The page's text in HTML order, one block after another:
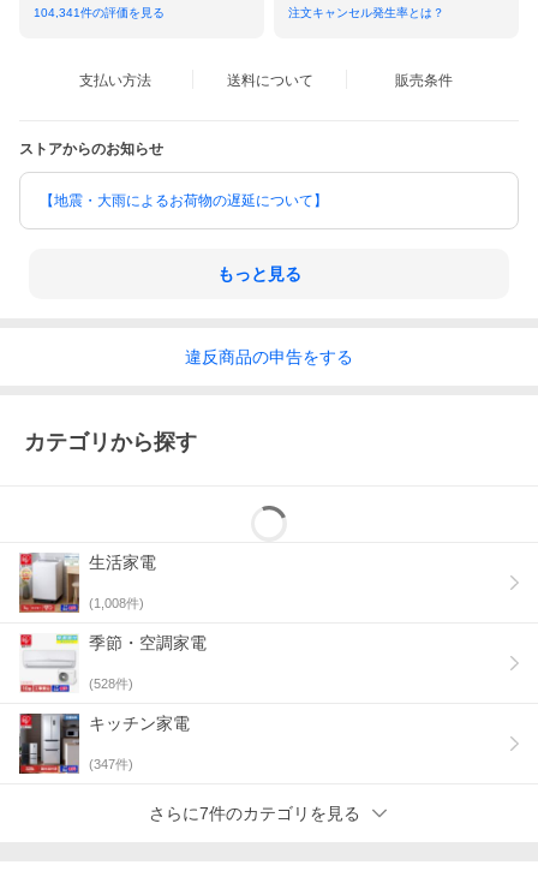
104,341件の評価を見る 注文キャンセル発生率とは？
支払い方法 送料について 販売条件
ストアからのお知らせ
【地震・大雨によるお荷物の遅延について】
もっと見る
違反商品の申告をする
カテゴリから探す
生活家電
(1,008件)
季節・空調家電
(528件)
キッチン家電
(347件)
さらに7件のカテゴリを見る